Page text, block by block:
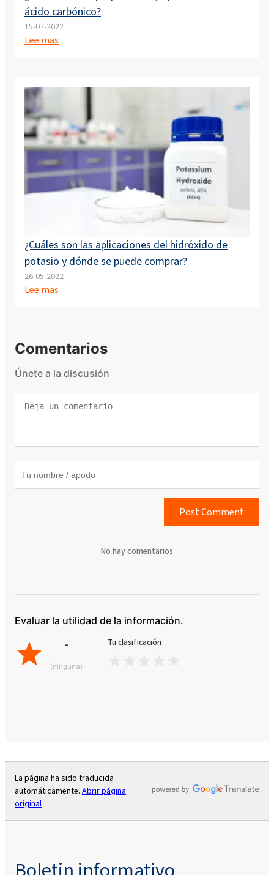
ácido carbónico?
15-07-2022
Lee mas
¿Cuáles son las aplicaciones del hidróxido de
potasio y dónde se puede comprar?
26-05-2022
Lee mas
Comentarios
Únete a la discusión
Post Comment
No hay comentarios
Evaluar la utilidad de la información.
-
(ninguna)
Tu clasificación
La página ha sido traducida
automáticamente. Abrir página
original